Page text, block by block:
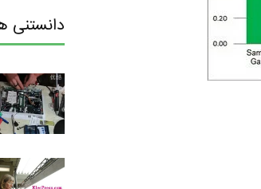
دانستنی